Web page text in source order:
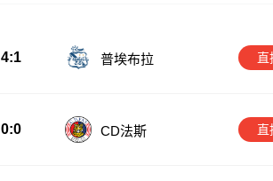
4:1 普埃布拉 直
0:0 CD法斯 直